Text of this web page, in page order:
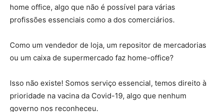
home office, algo que não é possível para várias
profissões essenciais como a dos comerciários.
Como um vendedor de loja, um repositor de mercadorias
ou um caixa de supermercado faz home-office?
Isso não existe! Somos serviço essencial, temos direito à
prioridade na vacina da Covid-19, algo que nenhum
governo nos reconheceu.